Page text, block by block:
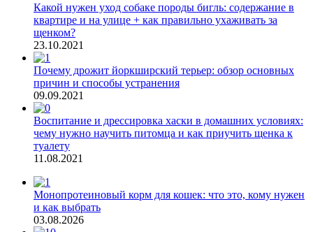
Какой нужен уход собаке породы бигль: содержание в
квартире и на улице + как правильно ухаживать за
щенком?
23.10.2021
Почему дрожит йоркширский терьер: обзор основных
причин и способы устранения
09.09.2021
Воспитание и дрессировка хаски в домашних условиях:
чему нужно научить питомца и как приучить щенка к
туалету
11.08.2021
Монопротеиновый корм для кошек: что это, кому нужен
и как выбрать
03.08.2026